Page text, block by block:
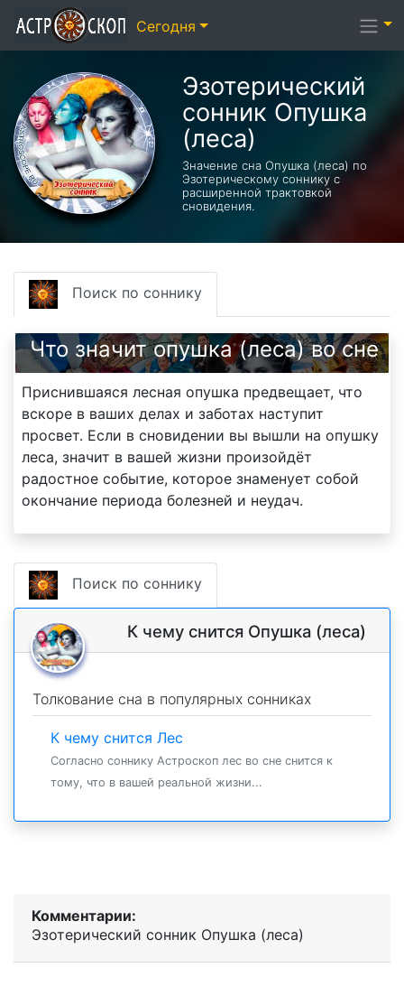
Эзотерический
cонник Опушка
(леса)
Значение сна Опушка (леса) по
Эзотерическому соннику с
расширенной трактовкой
сновидения.
Поиск по соннику
Что значит опушка (леса) во сне
Приснившаяся лесная опушка предвещает, что
вскоре в ваших делах и заботах наступит
просвет. Если в сновидении вы вышли на опушку
леса, значит в вашей жизни произойдёт
радостное событие, которое знаменует собой
окончание периода болезней и неудач.
Поиск по соннику
К чему снится Опушка (леса)
Толкование сна в популярных сонниках
К чему снится Лес
Согласно соннику Астроскоп лес во сне снится к
тому, что в вашей реальной жизни...
Комментарии:
Эзотерический cонник Опушка (леса)
Сегодня